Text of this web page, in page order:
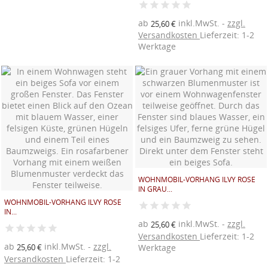
ab 25,60 € inkl.MwSt.
zzgl.
Versandkosten Lieferzeit: 1-2
Werktage
WOHNMOBIL-VORHANG ILVY ROSE
IN...
ab 25,60 € inkl.MwSt.
zzgl.
Versandkosten Lieferzeit: 1-2
WOHNMOBIL-VORHANG ILVY ROSE
IN GRAU...
ab 25,60 € inkl.MwSt.
zzgl.
Versandkosten Lieferzeit: 1-2
Werktage